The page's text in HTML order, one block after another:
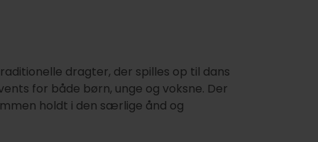
dragter, der spilles op til dans
for både børn, unge og voksne. Der
holdt i den særlige ånd og